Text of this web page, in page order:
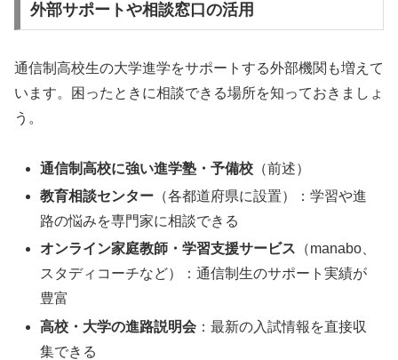
外部サポートや相談窓口の活用
通信制高校生の大学進学をサポートする外部機関も増えて
います。困ったときに相談できる場所を知っておきましょ
う。
通信制高校に強い進学塾・予備校 （前述）
教育相談センター （各都道府県に設置）：学習や進
路の悩みを専門家に相談できる
オンライン家庭教師・学習支援サービス （manabo、
スタディコーチなど）：通信制生のサポート実績が
豊富
高校・大学の進路説明会 ：最新の入試情報を直接収
集できる